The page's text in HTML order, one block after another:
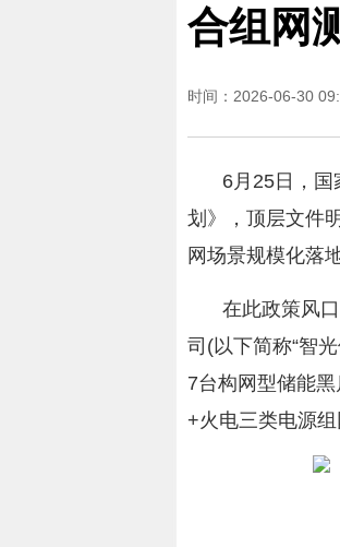
合组网
时间：2026-06-30
6月25日，国
划》，顶层文件
网场景规模化落
在此政策风
司(以下简称“智
7台构网型储能
+火电三类电源组